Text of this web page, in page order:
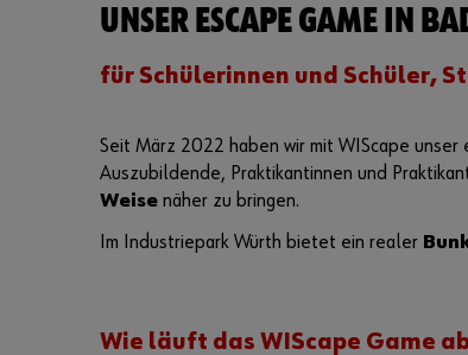
UNSER ESCAPE GAME IN
für Schülerinnen und Schüler,
Seit März 2022 haben wir mit WIScape unser
Auszubildende, Praktikantinnen und
Weise näher zu bringen.
Im Industriepark Würth bietet ein realer
Wie läuft das WIScape Game